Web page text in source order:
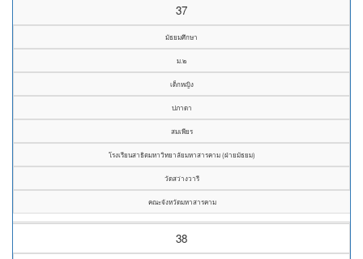
37
มัธยมศึกษา
ม.๒
เด็กหญิง
ปภาดา
สมเพียร
โรงเรียนสาธิตมหาวิทยาลัยมหาสารคาม (ฝ่ายมัธยม)
วัดสว่างวารี
คณะจังหวัดมหาสารคาม
38